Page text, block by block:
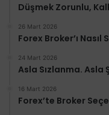
Düşmek Zorunlu,
26 Mart 2026
Forex Broker’ı Nasıl
24 Mart 2026
Asla Sızlanma. Asla
16 Mart 2026
Forex’te Broker